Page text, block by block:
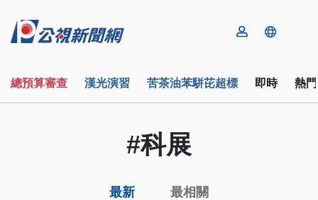
總預算審查 漢光演習 苦茶油苯駢芘超標 即時 熱
#科展
最新 最相關